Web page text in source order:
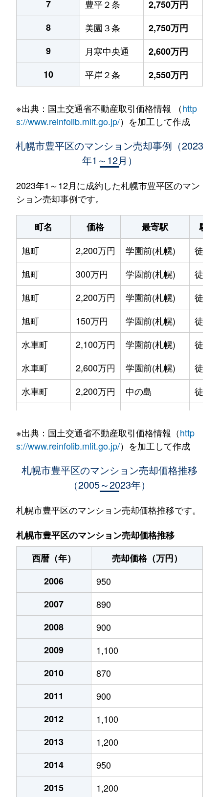
7 豊平２条
2,750万円
8
美園３条
2,750万円
9
月寒中央通
2,600万円
10
平岸２条 2,550万円
※出典：国土交通省不動産取引価格情報 （http
s://www.reinfolib.mlit.go.jp/）を加工して作成
札幌市豊平区のマンション売却事例（2023
年1～12月）
2023年1～12月に成約した札幌市豊平区のマン
ション売却事例です。
町名 価格 最寄駅
駅
旭町
2,200万円 学園前(札幌)
徒歩
旭町
300万円 学園前(札幌)
徒歩
旭町
2,200万円 学園前(札幌)
徒歩
旭町
150万円 学園前(札幌)
徒歩
水車町
2,100万円 学園前(札幌)
徒歩
水車町
2,600万円 学園前(札幌)
徒歩
水車町
2,200万円 中の島
徒歩
水車町
1,400万円 中の島
徒歩
2,500万円 月寒中央
月寒中央通
2,700万円 月寒中央
月寒中央通
1,500万円 月寒中央
月寒中央通
3,000万円 月寒中央
月寒中央通
2,000万円
月寒中央通
260万円
月寒中央通
3,000万円
月寒中央通
3,300万円
月寒西１条
2,900万円
月寒西１条
1,600万円
月寒西１条
1,400万円
月寒西１条
1,100万円
月寒西２条
2,000万円
月寒西３条
1,800万円
※出典：国土交通省不動産取引価格情報（http
s://www.reinfolib.mlit.go.jp/）を加工して作成
札幌市豊平区のマンション売却価格推移
（2005～2023年）
札幌市豊平区のマンション売却価格推移です。
札幌市豊平区のマンション売却価格推移
西暦（年）
売却価格（万円）
2006
950
2007
890
2008
900
2009
1,100
2010
870
2011
900
2012
1,100
2013
1,200
2014
950
2015
1,200